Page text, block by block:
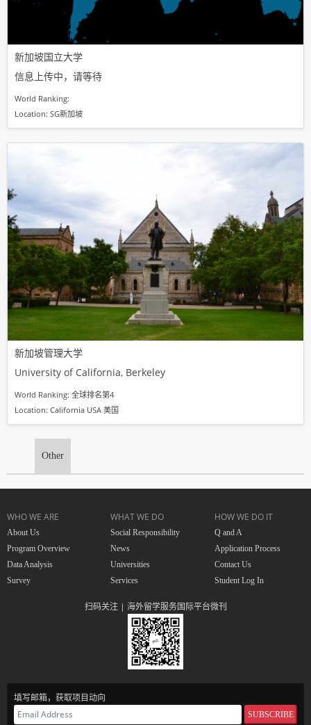
新加坡国立大学
信息上传中，请等待
World Ranking:
Location: SG新加坡
新加坡管理大学
University of California, Berkeley
World Ranking: 全球排名第4
Location: California USA 美国
Other
WHO WE ARE
About Us
Program Overview
Data Analysis
Survey
WHAT WE DO
Social Responsibility
News
Universities
Services
HOW WE DO IT
Q and A
Application Process
Contact Us
Student Log In
扫码关注 | 海外留学服务国际平台微刊
填写邮箱，获取项目动向
SUBSCRIBE